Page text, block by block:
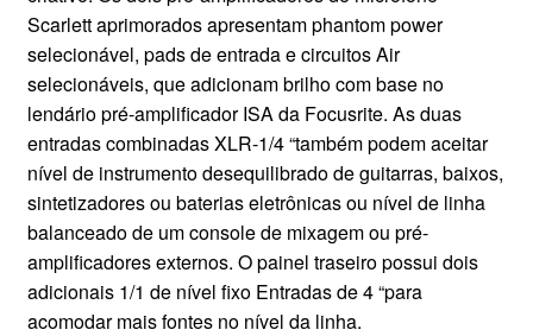
Scarlett aprimorados apresentam phantom power
selecionável, pads de entrada e circuitos Air
selecionáveis, que adicionam brilho com base no
lendário pré-amplificador ISA da Focusrite. As duas
entradas combinadas XLR-1/4 “também podem aceitar
nível de instrumento desequilibrado de guitarras, baixos,
sintetizadores ou baterias eletrônicas ou nível de linha
balanceado de um console de mixagem ou pré-
amplificadores externos. O painel traseiro possui dois
adicionais 1/1 de nível fixo Entradas de 4 “para
acomodar mais fontes no nível da linha.